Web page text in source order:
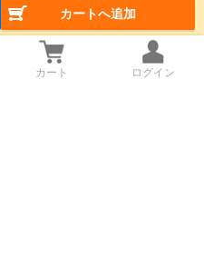
カートへ追加
カート ログイン